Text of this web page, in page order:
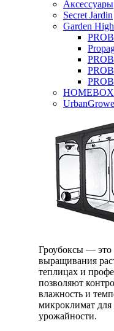
Аксессуары
Secret Jardin
Garden
HOMEBOX
Гроубоксы — это
выращивания
теплицах и
позволяют
влажность и
микроклимат для
урожайности.